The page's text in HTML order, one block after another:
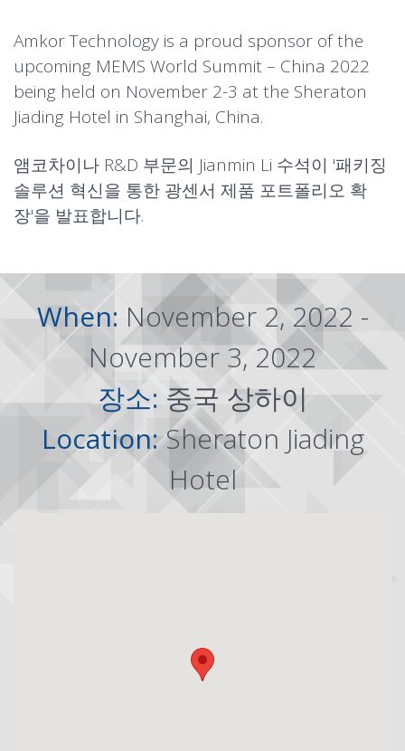
Amkor Technology is a proud sponsor of the
upcoming MEMS World Summit – China 2022
being held on November 2-3 at the Sheraton
Jiading Hotel in Shanghai, China.
앰코차이나 R&D 부문의 Jianmin Li 수석이 '패키징
솔루션 혁신을 통한 광센서 제품 포트폴리오 확
장'을 발표합니다.
When: November 2, 2022 -
November 3, 2022
장소: 중국 상하이
Location:Sheraton Jiading
Hotel